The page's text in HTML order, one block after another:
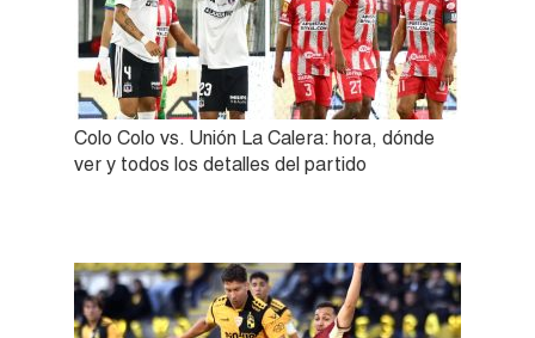
Colo Colo vs. Unión La Calera: hora, dónde
ver y todos los detalles del partido